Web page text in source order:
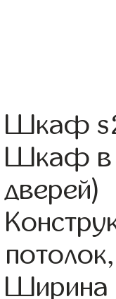
Шкаф
Шкаф в
дверей)
Ширина